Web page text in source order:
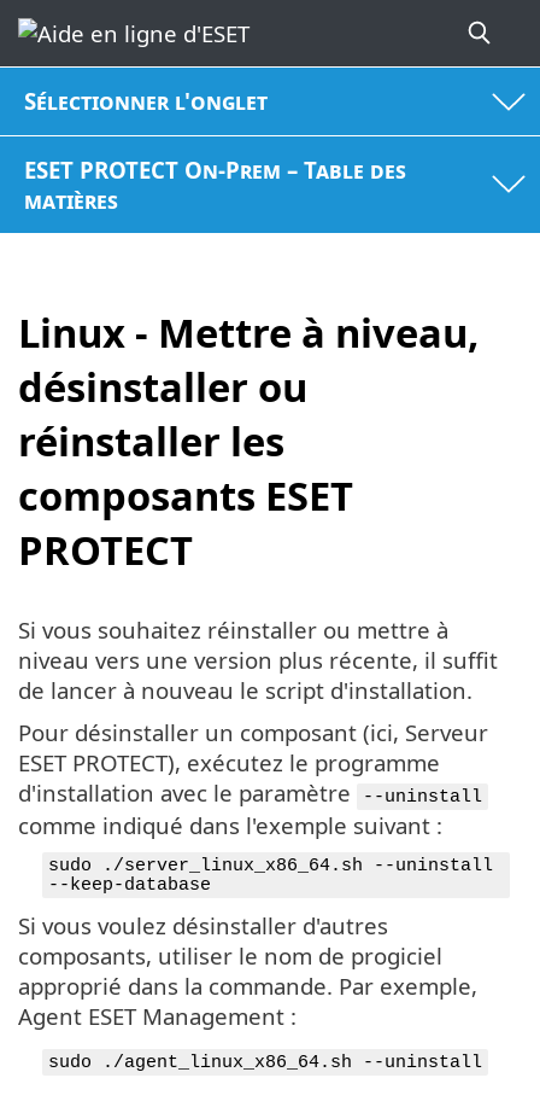
Sélectionner l'onglet
ESET PROTECT On-Prem – Table des
matières
Linux - Mettre à niveau,
désinstaller ou
réinstaller les
composants ESET
PROTECT
Si vous souhaitez réinstaller ou mettre à
niveau vers une version plus récente, il suffit
de lancer à nouveau le script d'installation.
Pour désinstaller un composant (ici, Serveur
ESET PROTECT), exécutez le programme
d'installation avec le paramètre
--uninstall
comme indiqué dans l'exemple suivant :
sudo ./server_linux_x86_64.sh --uninstall
--keep-database
Si vous voulez désinstaller d'autres
composants, utiliser le nom de progiciel
approprié dans la commande. Par exemple,
Agent ESET Management :
sudo ./agent_linux_x86_64.sh --uninstall